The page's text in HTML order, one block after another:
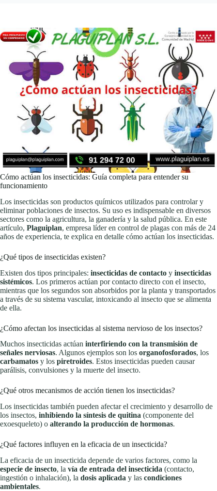
Cómo actúan los insecticidas: Guía completa para entender su
funcionamiento
Los insecticidas son productos químicos utilizados para controlar y
eliminar poblaciones de insectos. Su uso es indispensable en diversos
sectores como la agricultura, la ganadería y la salud pública. En este
artículo, Plaguiplan, empresa líder en control de plagas con más de 24
años de experiencia, te explica en detalle cómo actúan los insecticidas.
¿Qué tipos de insecticidas existen?
Existen dos tipos principales: insecticidas de contacto y insecticidas
sistémicos. Los primeros actúan por contacto directo con el insecto,
mientras que los segundos son absorbidos por la planta y transportados
a través de su sistema vascular, intoxicando al insecto que se alimenta
de ella.
¿Cómo afectan los insecticidas al sistema nervioso de los insectos?
Muchos insecticidas actúan interfiriendo con la transmisión de
señales nerviosas. Algunos ejemplos son los organofosforados, los
carbamatos y los piretroides. Estos insecticidas pueden causar
parálisis, convulsiones y la muerte del insecto.
¿Qué otros mecanismos de acción tienen los insecticidas?
Los insecticidas también pueden afectar el crecimiento y desarrollo de
los insectos, inhibiendo la síntesis de quitina (componente del
exoesqueleto) o alterando la producción de hormonas.
¿Qué factores influyen en la eficacia de un insecticida?
La eficacia de un insecticida depende de varios factores, como la
especie de insecto, la vía de entrada del insecticida (contacto,
ingestión o inhalación), la dosis aplicada y las condiciones
ambientales.